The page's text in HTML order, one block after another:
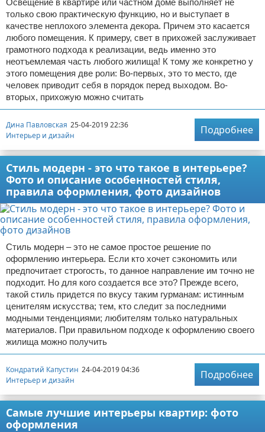
Освещение в квартире или частном доме выполняет не
только свою практическую функцию, но и выступает в
качестве неплохого элемента декора. Причем это касается
любого помещения. К примеру, свет в прихожей заслуживает
грамотного подхода к реализации, ведь именно это
неотъемлемая часть любого жилища! К тому же конкретно у
этого помещения две роли: Во-первых, это то место, где
человек приводит себя в порядок перед выходом. Во-
вторых, прихожую можно считать
Дина Павловская 25-04-2019 22:36
Интерьер и дизайн
Подробнее
Стиль модерн - это что такое в интерьере?
Фото и описание особенностей стиля,
правила оформления, фото дизайнов
Стиль модерн – это не самое простое решение по
оформлению интерьера. Если кто хочет сэкономить или
предпочитает строгость, то данное направление им точно не
подходит. Но для кого создается все это? Прежде всего,
такой стиль придется по вкусу таким гурманам: истинным
ценителям искусства; тем, кто следит за последними
модными тенденциями; любителям только натуральных
материалов. При правильном подходе к оформлению своего
жилища можно получить
Кондратий Капустин 24-04-2019 04:36
Интерьер и дизайн
Подробнее
Самые лучшие интерьеры квартир: фото
оформления